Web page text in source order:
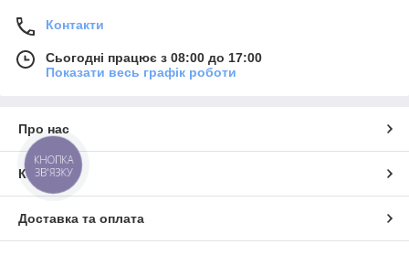
Контакти
Сьогодні працює з 08:00 до 17:00
Показати весь графік роботи
Про нас
Контакти
Доставка та оплата
КНОПКА
ЗВ'ЯЗКУ